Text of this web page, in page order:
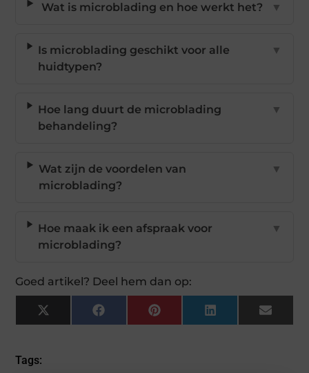
Wat is microblading en hoe werkt het? ▼
Is microblading geschikt voor alle
huidtypen?
▼
Hoe lang duurt de microblading
behandeling?
▼
Wat zijn de voordelen van
microblading?
▼
Hoe maak ik een afspraak voor
microblading?
▼
Goed artikel? Deel hem dan op:
X
(Twitter)
FacebookPinterestLinkedIn Email
Tags: